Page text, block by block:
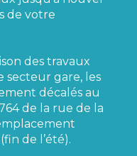
de votre
des travaux
secteur gare, les
décalés au
de la rue de la
de l’été).